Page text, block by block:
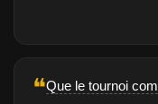
❝Que le tournoi